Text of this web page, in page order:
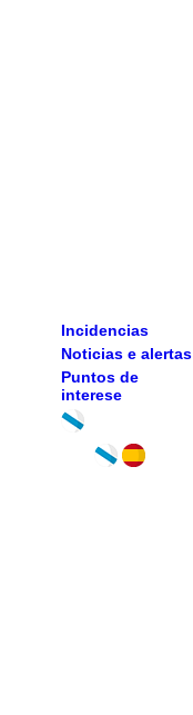
Incidencias
Noticias e alertas
Puntos de
interese